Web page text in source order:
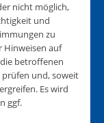
nicht möglich,
und
zu
Hinweisen auf
betroffenen
und, soweit
Es wird
ggf.